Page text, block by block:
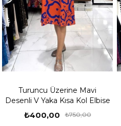
Turuncu Üzerine Mavi
Desenli V Yaka Kısa Kol Elbise
₺400,00 ₺750,00